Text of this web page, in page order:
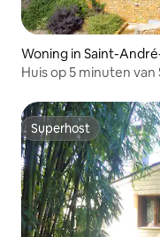
Woning in Saint-
Huis op 5 minuten
Superhost
Superhost